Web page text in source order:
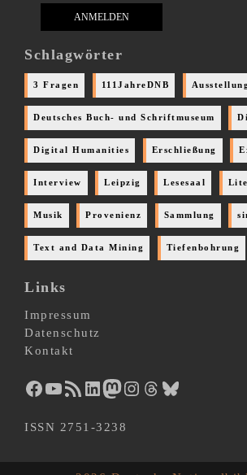
Schlagwörter
3 Fragen 111JahreDNB
Deutsches Buch- und Schriftmuseum
Digital Humanities Erschließung
Interview Leipzig Lesesaal
Musik Provenienz Sammlung
Text and Data Mining Tiefenbohrung
Links
Impressum
Datenschutz
Kontakt
Facebook YouTube RSS-Feed LinkedIn Mastodon Instagram Threads Bluesky
ISSN 2751-3238